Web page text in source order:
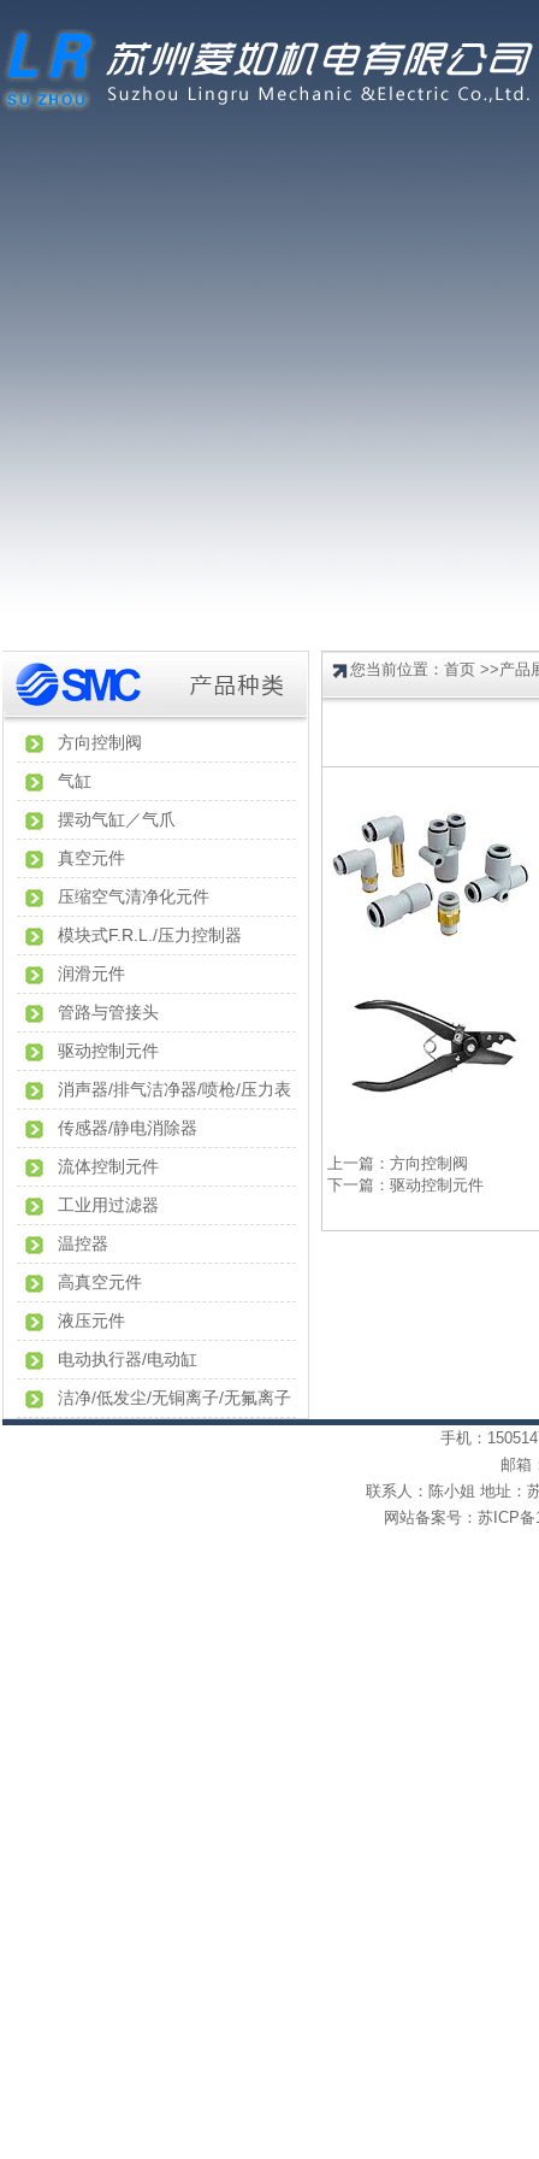
方向控制阀
气缸
摆动气缸／气爪
真空元件
压缩空气清净化元件
模块式F.R.L./压力控制器
润滑元件
管路与管接头
驱动控制元件
消声器/排气洁净器/喷枪/压力表
传感器/静电消除器
流体控制元件
工业用过滤器
温控器
高真空元件
液压元件
电动执行器/电动缸
洁净/低发尘/无铜离子/无氟离子
您当前位置：首页 >>产品
上一篇： 方向控制阀
下一篇： 驱动控制元件
手机：
邮箱
联系人：陈小姐 地址：
网站备案号： 苏ICP备